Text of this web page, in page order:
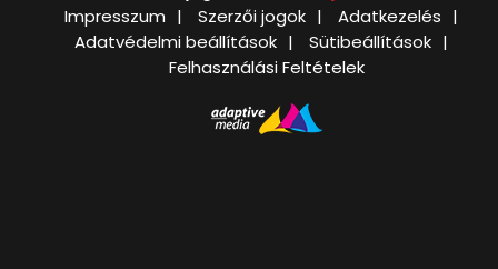
Impresszum
Szerzői jogok
Adatkezelés
Adatvédelmi beállítások
Sütibeállítások
Felhasználási Feltételek